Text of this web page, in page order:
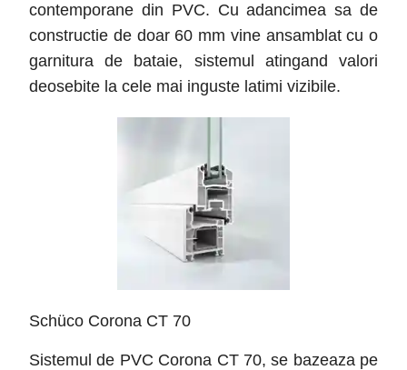
contemporane din PVC. Cu adancimea sa de
constructie de doar 60 mm vine ansamblat cu o
garnitura de bataie, sistemul atingand valori
deosebite la cele mai inguste latimi vizibile.
Schüco Corona CT 70
Sistemul de PVC Corona CT 70, se bazeaza pe